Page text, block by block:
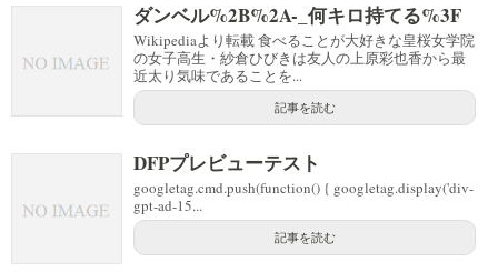
ダンベル%2B%2A-_何キロ持てる%3F
Wikipediaより転載 食べることが大好きな皇桜女学院
の女子高生・紗倉ひびきは友人の上原彩也香から最
近太り気味であることを...
記事を読む
DFPプレビューテスト
googletag.cmd.push(function() { googletag.display('div-
gpt-ad-15...
記事を読む